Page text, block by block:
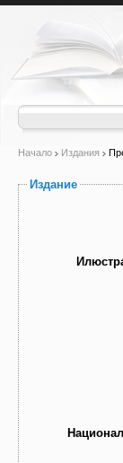
Начало Издания
Издание